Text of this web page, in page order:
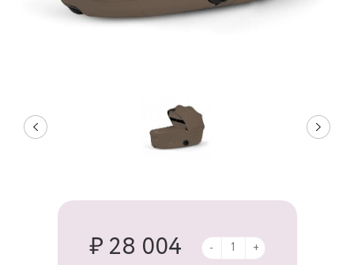
₽ 28 004 - +